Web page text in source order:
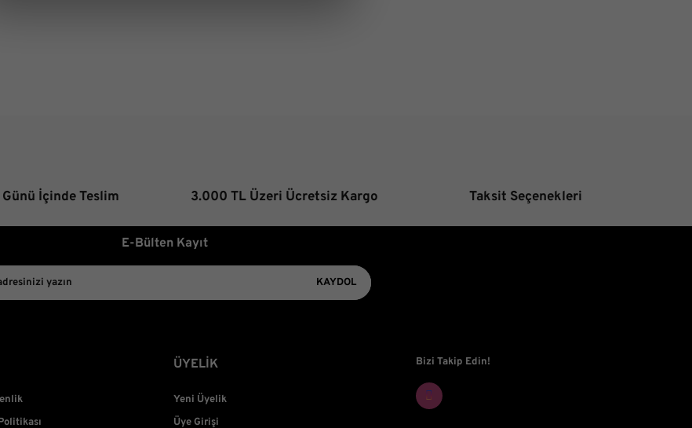
İçinde Teslim 3.000 TL Üzeri Ücretsiz Kargo Taksit Seçenekleri
E-Bülten Kayıt
KAYDOL
ÜYELİK
Yeni Üyelik
Üye Girişi
Bizi Takip Edin!